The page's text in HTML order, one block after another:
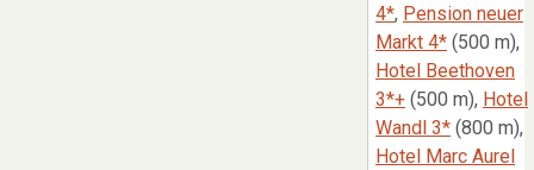
4*, Pension neuer
Markt 4* (500 m),
Hotel Beethoven
3*+ (500 m), Hotel
Wandl 3* (800 m),
Hotel Marc Aurel